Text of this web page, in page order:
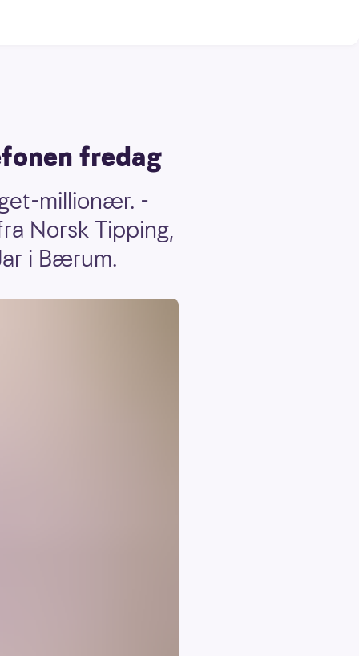
fredag
millionær. -
Norsk Tipping,
i Bærum.